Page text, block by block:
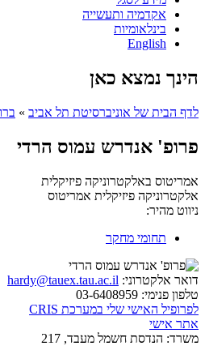
אקדמיה ותעשייה
בינלאומיות
English
הינך נמצא כאן
לדף הבית של אוניברסיטת תל אביב »
פרופ' אנדרש עמוס הרדי
אמריטוס באלקטרוניקה פיזיקלית
אלקטרוניקה פיזיקלית אמריטוס
ניווט מהיר:
תחומי מחקר
דואר אלקטרוני: hardy@tauex.tau.ac.il
טלפון פנימי:
לפרופיל האישי שלי במערכת CRIS
אתר אישי
משרד: הנדסת חשמל מעבד, 217